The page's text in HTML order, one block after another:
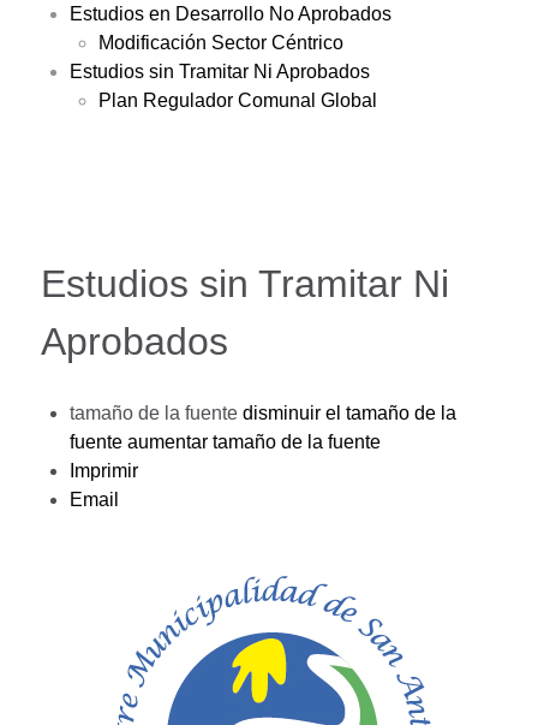
Estudios en Desarrollo No Aprobados
Modificación Sector Céntrico
Estudios sin Tramitar Ni Aprobados
Plan Regulador Comunal Global
Estudios sin Tramitar Ni
Aprobados
tamaño de la fuente disminuir el tamaño de la
fuente aumentar tamaño de la fuente
Imprimir
Email